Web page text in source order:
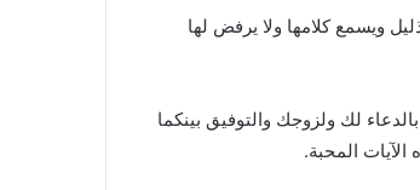
ويسمع كلامها ولا يرفض لها
لك ولزوجك والتوفيق بينكما
المحبة.